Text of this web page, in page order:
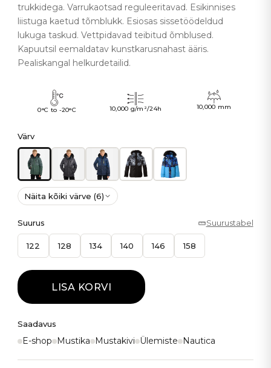
trukkidega. Varrukaotsad reguleeritavad. Esikinnises
liistuga kaetud tõmblukk. Esiosas sissetöödeldud
lukuga taskud. Vettpidavad teibitud õmblused.
Kapuutsil eemaldatav kunstkarusnahast ääris.
Pealiskangal helkurdetailid.
0°C to -20°C 10,000 g/m²/24h 10,000 mm
Värv
Näita kõiki värve (6)
Suurus Suurustabel
122 128 134 140 146 158
LISA KORVI
Saadavus
E-shop Mustika Mustakivi Ülemiste Nautica